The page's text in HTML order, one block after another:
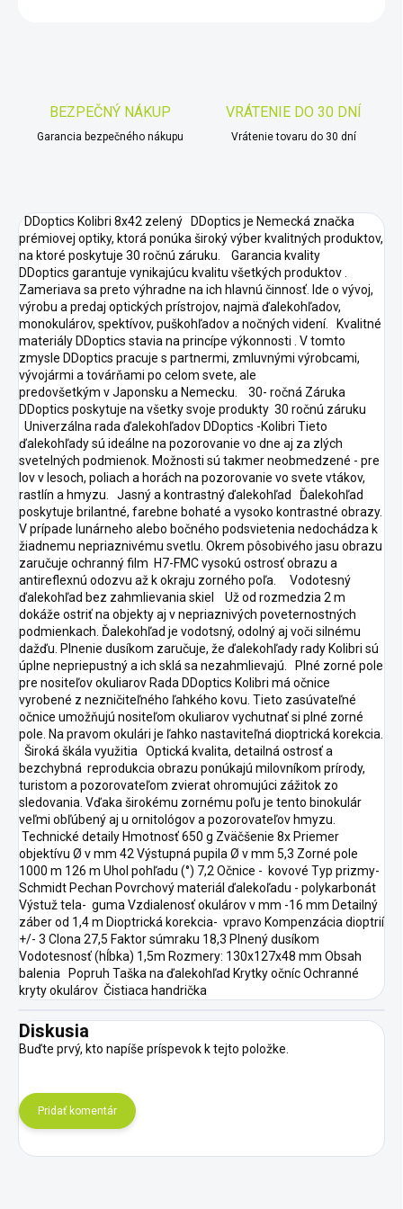
BEZPEČNÝ NÁKUP
Garancia bezpečného nákupu
VRÁTENIE DO 30 DNÍ
Vrátenie tovaru do 30 dní
DDoptics Kolibri 8x42 zelený DDoptics je Nemecká značka
prémiovej optiky, ktorá ponúka široký výber kvalitných produktov,
na ktoré poskytuje 30 ročnú záruku. Garancia kvality
DDoptics garantuje vynikajúcu kvalitu všetkých produktov .
Zameriava sa preto výhradne na ich hlavnú činnosť. Ide o vývoj,
výrobu a predaj optických prístrojov, najmä ďalekohľadov,
monokulárov, spektívov, puškohľadov a nočných videní. Kvalitné
materiály DDoptics stavia na princípe výkonnosti . V tomto
zmysle DDoptics pracuje s partnermi, zmluvnými výrobcami,
vývojármi a továrňami po celom svete, ale
predovšetkým v Japonsku a Nemecku. 30- ročná Záruka
DDoptics poskytuje na všetky svoje produkty 30 ročnú záruku
Univerzálna rada ďalekohľadov DDoptics -Kolibri Tieto
ďalekohľady sú ideálne na pozorovanie vo dne aj za zlých
svetelných podmienok. Možnosti sú takmer neobmedzené - pre
lov v lesoch, poliach a horách na pozorovanie vo svete vtákov,
rastlín a hmyzu. Jasný a kontrastný ďalekohľad Ďalekohľad
poskytuje brilantné, farebne bohaté a vysoko kontrastné obrazy.
V prípade lunárneho alebo bočného podsvietenia nedochádza k
žiadnemu nepriaznivému svetlu. Okrem pôsobivého jasu obrazu
zaručuje ochranný film H7-FMC vysokú ostrosť obrazu a
antireflexnú odozvu až k okraju zorného poľa. Vodotesný
ďalekohľad bez zahmlievania skiel Už od rozmedzia 2 m
dokáže ostriť na objekty aj v nepriaznivých poveternostných
podmienkach. Ďalekohľad je vodotsný, odolný aj voči silnému
dažďu. Plnenie dusíkom zaručuje, že ďalekohľady rady Kolibri sú
úplne nepriepustný a ich sklá sa nezahmlievajú. Plné zorné pole
pre nositeľov okuliarov Rada DDoptics Kolibri má očnice
vyrobené z nezničiteľného ľahkého kovu. Tieto zasúvateľné
očnice umožňujú nositeľom okuliarov vychutnať si plné zorné
pole. Na pravom okulári je ľahko nastaviteľná dioptrická korekcia.
Široká škála využitia Optická kvalita, detailná ostrosť a
bezchybná reprodukcia obrazu ponúkajú milovníkom prírody,
turistom a pozorovateľom zvierat ohromujúci zážitok zo
sledovania. Vďaka širokému zornému poľu je tento binokulár
veľmi obľúbený aj u ornitológov a pozorovateľov hmyzu.
Technické detaily Hmotnosť 650 g Zväčšenie 8x Priemer
objektívu Ø v mm 42 Výstupná pupila Ø v mm 5,3 Zorné pole
1000 m 126 m Uhol pohľadu (°) 7,2 Očnice - kovové Typ prizmy-
Schmidt Pechan Povrchový materiál ďalekoľadu - polykarbonát
Výstuž tela- guma Vzdialenosť okulárov v mm -16 mm Detailný
záber od 1,4 m Dioptrická korekcia- vpravo Kompenzácia dioptrií
+/- 3 Clona 27,5 Faktor súmraku 18,3 Plnený dusíkom
Vodotesnosť (hĺbka) 1,5m Rozmery: 130x127x48 mm Obsah
balenia Popruh Taška na ďalekohľad Krytky očníc Ochranné
kryty okulárov Čistiaca handrička
Diskusia
Buďte prvý, kto napíše príspevok k tejto položke.
Pridať komentár